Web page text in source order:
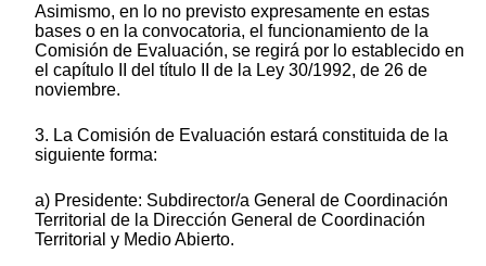
Asimismo, en lo no previsto expresamente en estas
bases o en la convocatoria, el funcionamiento de la
Comisión de Evaluación, se regirá por lo establecido en
el capítulo II del título II de la Ley 30/1992, de 26 de
noviembre.
3. La Comisión de Evaluación estará constituida de la
siguiente forma:
a) Presidente: Subdirector/a General de Coordinación
Territorial de la Dirección General de Coordinación
Territorial y Medio Abierto.